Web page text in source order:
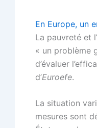
En Europe, un
La pauvreté et
« un problème
d’évaluer
d’Euroefe.
La situation
mesures sont